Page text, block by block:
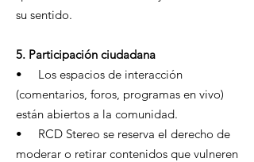
su sentido.
5. Participación ciudadana
• Los espacios de interacción
(comentarios, foros, programas en vivo)
están abiertos a la comunidad.
• RCD Stereo se reserva el derecho de
moderar o retirar contenidos que vulneren